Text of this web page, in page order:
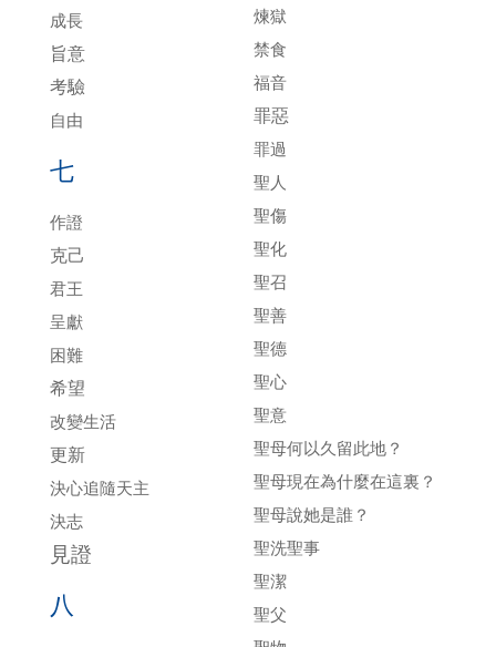
成長
旨意
考驗
自由
七
作證
克己
君王
呈獻
困難
希望
改變生活
更新
決心追隨天主
決志
見證
八
煉獄
禁食
福音
罪惡
罪過
聖人
聖傷
聖化
聖召
聖善
聖德
聖心
聖意
聖母何以久留此地？
聖母現在為什麼在這裏？
聖母說她是誰？
聖洗聖事
聖潔
聖父